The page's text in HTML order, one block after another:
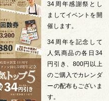
34周年感謝祭とし
ましてイベントを開
催します。
34周年を記念して
人気商品の各日34
円引き、800円以上
のご購入でカレンダ
ーの配布もございま
す。